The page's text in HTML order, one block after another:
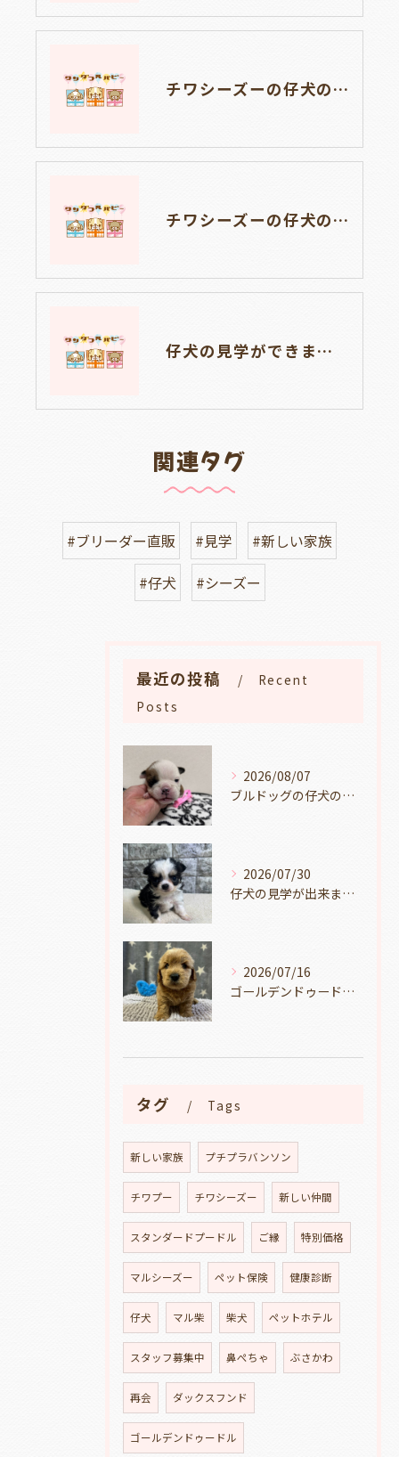
チワシーズーの仔犬のお目目があきました👀岐阜県養老町のブリーダーワンダフルパピーです。
チワシーズーの仔犬の見学が出来るようになりました🐶岐阜県養老町のブリーダーワンダフルパピーです
仔犬の見学ができます🐶岐阜県養老町のブリーダー「ワンダフルパピー」です。
関連タグ
#ブリーダー直販 #見学
#新しい家族
#仔犬
#シーズー
最近の投稿
Recent
Posts
2026/08/07
ブルドッグの仔犬のお目目があきました👀💑🐶岐阜県養老町のブリーダーワンダフルパピーです。
2026/07/30
仔犬の見学が出来ます🐶岐阜県養老町のブリーダーワンダフルパピーです。
2026/07/16
ゴールデンドゥードルの仔犬の見学が出来ます🐶🐶🐶岐阜県養老町のブリーダーワンダフルパピーです。
タグ Tags
新しい家族 プチプラバンソン
チワプー チワシーズー 新しい仲間
スタンダードプードル ご縁 特別価格
マルシーズー ペット保険 健康診断
仔犬 マル柴 柴犬 ペットホテル
スタッフ募集中 鼻ぺちゃ ぶさかわ
再会 ダックスフンド
ゴールデンドゥードル